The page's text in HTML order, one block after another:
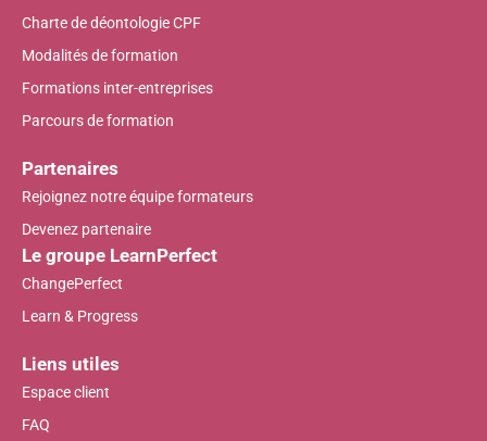
Charte de déontologie CPF
Modalités de formation
Formations inter-entreprises
Parcours de formation
Partenaires
Rejoignez notre équipe formateurs
Devenez partenaire
Le groupe LearnPerfect
ChangePerfect
Learn & Progress
Liens utiles
Espace client
FAQ